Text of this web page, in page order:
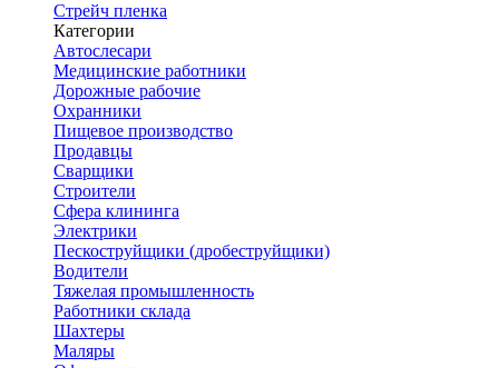
Стрейч пленка
Категории
Автослесари
Медицинские работники
Дорожные рабочие
Охранники
Пищевое производство
Продавцы
Сварщики
Строители
Сфера клининга
Электрики
Пескоструйщики (дробеструйщики)
Водители
Тяжелая промышленность
Работники склада
Шахтеры
Маляры